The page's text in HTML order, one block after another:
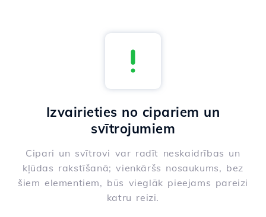
Izvairieties no cipariem un
svītrojumiem
Cipari un svītrovi var radīt neskaidrības un
kļūdas rakstīšanā; vienkāršs nosaukums, bez
šiem elementiem, būs vieglāk pieejams pareizi
katru reizi.